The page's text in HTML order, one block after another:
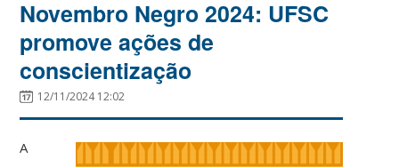
Novembro Negro 2024: UFSC
promove ações de
conscientização
12/11/2024 12:02
A